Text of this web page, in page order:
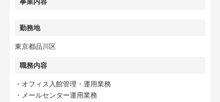
勤務地
東京都品川区
職務内容
・オフィス入館管理・運用業務
・メールセンター運用業務